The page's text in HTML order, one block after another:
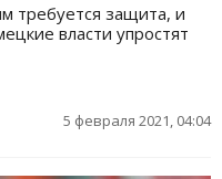
требуется защита, и
власти упростят
5 февраля 2021, 04:04